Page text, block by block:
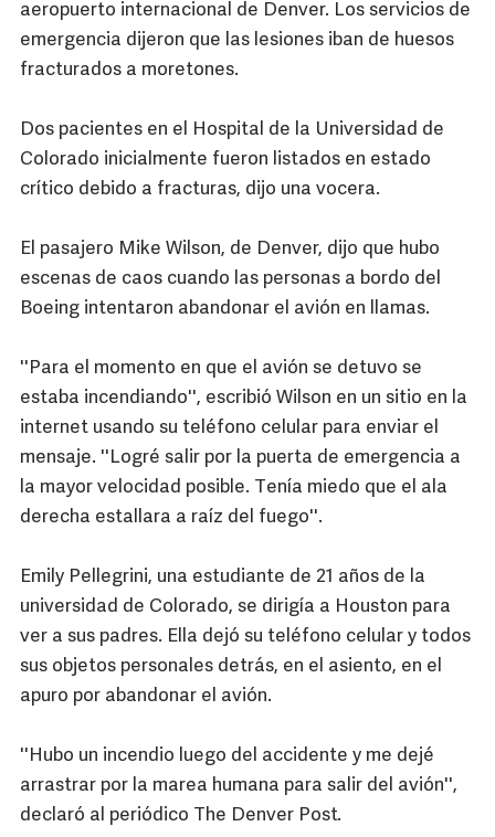
aeropuerto internacional de Denver. Los servicios de
emergencia dijeron que las lesiones iban de huesos
fracturados a moretones.
Dos pacientes en el Hospital de la Universidad de
Colorado inicialmente fueron listados en estado
crítico debido a fracturas, dijo una vocera.
El pasajero Mike Wilson, de Denver, dijo que hubo
escenas de caos cuando las personas a bordo del
Boeing intentaron abandonar el avión en llamas.
''Para el momento en que el avión se detuvo se
estaba incendiando'', escribió Wilson en un sitio en la
internet usando su teléfono celular para enviar el
mensaje. ''Logré salir por la puerta de emergencia a
la mayor velocidad posible. Tenía miedo que el ala
derecha estallara a raíz del fuego''.
Emily Pellegrini, una estudiante de 21 años de la
universidad de Colorado, se dirigía a Houston para
ver a sus padres. Ella dejó su teléfono celular y todos
sus objetos personales detrás, en el asiento, en el
apuro por abandonar el avión.
''Hubo un incendio luego del accidente y me dejé
arrastrar por la marea humana para salir del avión'',
declaró al periódico The Denver Post.